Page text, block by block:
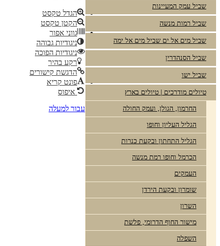
שביל עמק המעיינות
שביל רמות מנשה
שביל מים אל ים שביל מים אל ימה
שביל הסנהדרין
שביל ישו
טיולים מודרכים | טיולים בארץ
החרמון, הגולן, ועמק החולה
הגליל העליון וחופו
הגליל התחתון ובקעת כנרות
הכרמל וחופו רמת מנשה
העמקים
שומרון ובקעת הירדן
השרון
מישור החוף הדרומי, פלשת
השפלה
הגדל טקסט
הקטן טקסט
גווני אפור
ניגודיות גבוהה
ניגודיות הפוכה
רקע בהיר
הדגשת קישורים
פונט קריא
איפוס
עבור למעלה